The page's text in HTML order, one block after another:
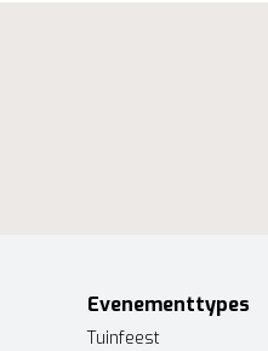
Evenementtypes
Tuinfeest